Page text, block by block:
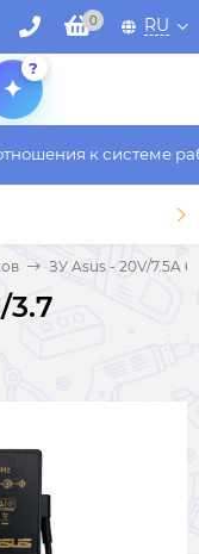
0 RU
?
к системе
ЗУ Asus - 20V/7.5A
3.7